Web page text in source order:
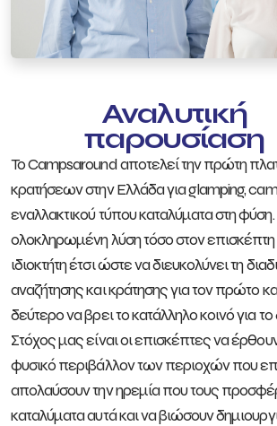
Αναλυτική
παρουσίαση
Το Campsaround αποτελεί την πρώτη
κρατήσεων στην Ελλάδα για glamping,
εναλλακτικού τύπου καταλύματα στη
ολοκληρωμένη λύση τόσο στον επισκέπτη
ιδιοκτήτη έτσι ώστε να διευκολύνει τη
αναζήτησης και κράτησης για τον πρώτο
δεύτερο να βρει το κατάλληλο κοινό για
Στόχος μας είναι οι επισκέπτες να
φυσικό περιβάλλον των περιοχών που
απολαύσουν την ηρεμία που τους
καταλύματα αυτά και να βιώσουν